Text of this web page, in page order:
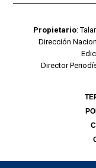
Propietario:
Dirección
Director